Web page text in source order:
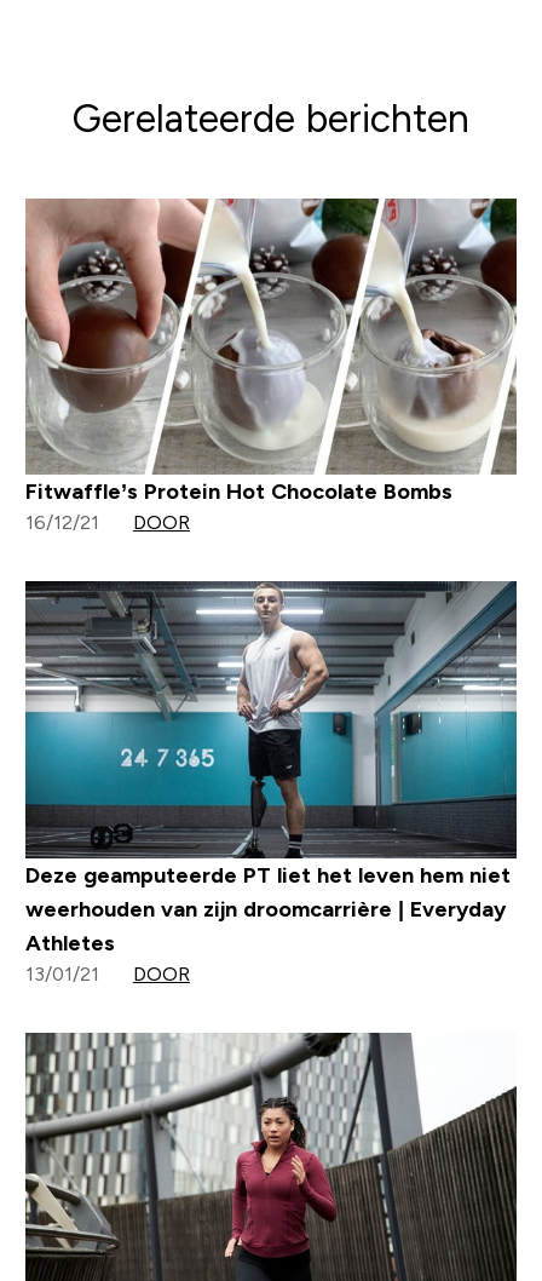
Gerelateerde berichten
Fitwaffle’s Protein Hot Chocolate Bombs
16/12/21 DOOR
Deze geamputeerde PT liet het leven hem niet
weerhouden van zijn droomcarrière | Everyday
Athletes
13/01/21 DOOR